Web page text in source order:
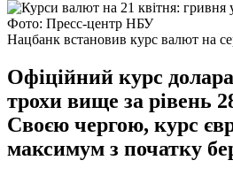
Фото: Пресс-центр НБУ
Нацбанк встановив курс валют на
Офіційний курс
трохи вище за рівень
Своєю чергою, курс
максимум з початку